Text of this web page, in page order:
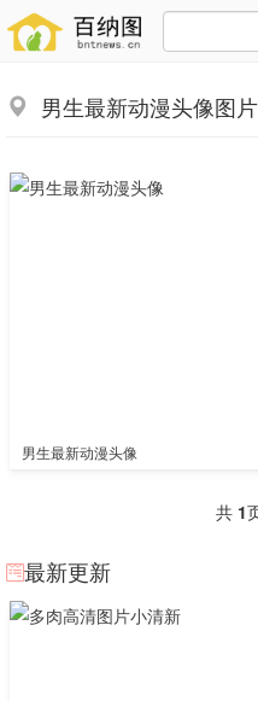
男生最新动漫头像图
男生最新动漫头像
共 1
最新更新